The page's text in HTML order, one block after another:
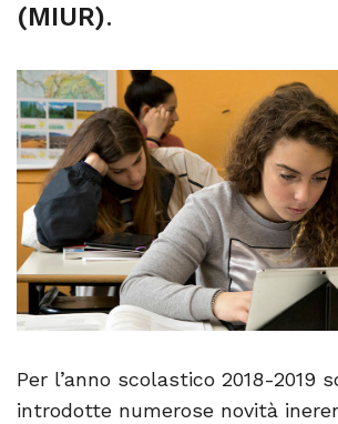
(MIUR).
Per l’anno scolastico 2018-2019
introdotte numerose novità